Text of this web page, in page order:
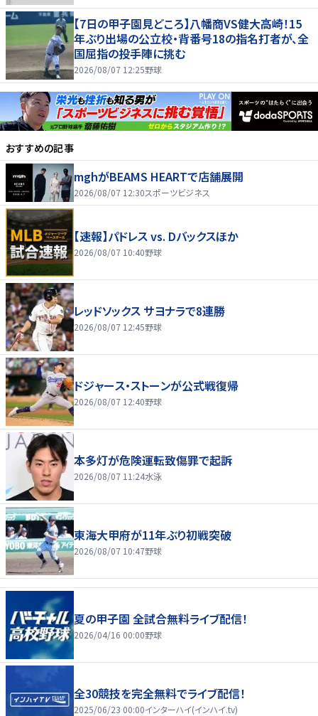
【7日の甲子園見どころ】八幡商VS健大高崎！15
年ぶり出場の公立校・背番号18の指名打者が、全
国屈指の投手陣に挑む
2026/08/07 12:25野球
おすすめの記事
mghがBEAMS HEARTで店舗展開
2026/08/07 12:30スポーツビジネス
【速報】パドレス vs. Dバックスほか
2026/08/07 10:40野球
レッドソックス サヨナラで8連勝
2026/08/07 12:45野球
ドジャース・ストーンが公式戦復帰
2026/08/07 12:40野球
本多灯が危険運転致傷罪で起訴
2026/08/07 11:24水泳
東海大甲府が11年ぶり初戦突破
2026/08/07 10:47野球
夏の甲子園 全試合無料ライブ配信！
2026/04/16 00:00野球
全30競技を完全無料でライブ配信！
2025/06/23 00:00インターハイ(インハイ.tv)